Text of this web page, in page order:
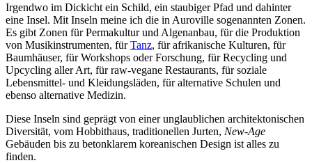
Irgendwo im Dickicht ein Schild, ein staubiger Pfad und dahinter
eine Insel. Mit Inseln meine ich die in Auroville sogenannten Zonen.
Es gibt Zonen für Permakultur und Algenanbau, für die Produktion
von Musikinstrumenten, fürTanz, für afrikanische Kulturen, für
Baumhäuser, für Workshops oder Forschung, für Recycling und
Upcycling aller Art, für raw-vegane Restaurants, für soziale
Lebensmittel- und Kleidungsläden, für alternative Schulen und
ebenso alternative Medizin.
Diese Inseln sind geprägt von einer unglaublichen architektonischen
Diversität, vom Hobbithaus, traditionellen Jurten, New-Age
Gebäuden bis zu betonklarem koreanischen Design ist alles zu
finden.